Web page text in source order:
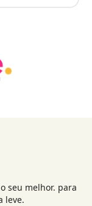
seu melhor. para
leve.